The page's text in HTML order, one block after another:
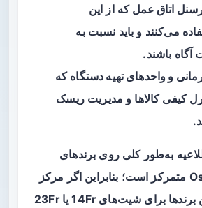
اتاق عمل که از این
می‌کنند و باید نسبت به
باشند.
و واحدهای تهیه دستگاه که
کیفی کالاها و مدیریت ریسک
به‌طور کلی روی برندهای
Abiomed و Oscor متمرکز است؛ بنابراین اگر مرکز
درمانی شما از این برندها برای شیت‌های 14Fr یا 23Fr